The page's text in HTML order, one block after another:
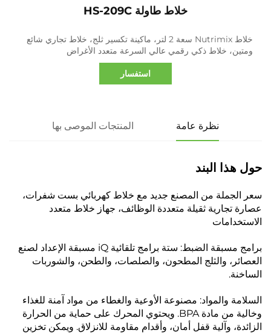
خلاط طاولة HS-209C
خلاط Nutrimix سعة 2 لتر، ماكينة تكسير ثلج، خلاط تجاري شائع
ومتين، خلاط ذكي رقمي عالي السرعة متعدد الأغراض
استفسار
نظرة عامة المنتجات الموصى بها
حول هذا البند
سعر الجملة من المصنع جديد مع خلاط كهربائي بست شفرات،
عصارة تجارية ثقيلة متعددة الوظائف، جهاز خلاط متعدد
الاستخدامات
برامج مسبقة الضبط: ستة برامج تلقائية iQ مسبقة الإعداد لصنع
العصائر، والثلج المطحون، والصلصات، والطحن، والشوربات
الساخنة.
السلامة والمواد: مصنوعة الأوعية والغطاء من مواد آمنة للغذاء
وخالية من مادة BPA. ويحتوي المحرك على حماية من الحرارة
الزائدة، وآلية قفل أمان، وأقدام مقاومة للانزلاق. ويمكن تخزين